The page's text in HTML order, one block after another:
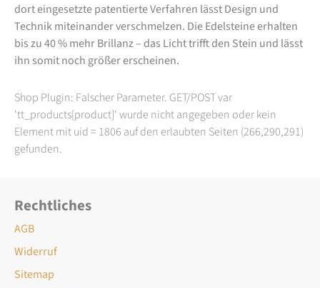
dort eingesetzte patentierte Verfahren lässt Design und
Technik miteinander verschmelzen. Die Edelsteine erhalten
bis zu 40 % mehr Brillanz – das Licht trifft den Stein und lässt
ihn somit noch größer erscheinen.
Shop Plugin: Falscher Parameter. GET/POST var
'tt_products[product]' wurde nicht angegeben oder kein
Element mit uid = 1806 auf den erlaubten Seiten (266,290,291)
gefunden.
Rechtliches
AGB
Widerruf
Sitemap